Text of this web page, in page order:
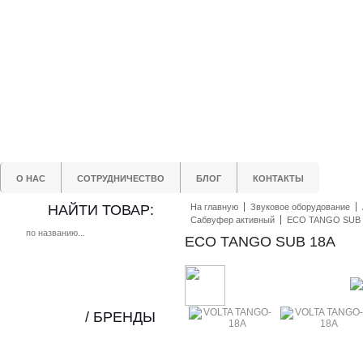
О НАС СОТРУДНИЧЕСТВО БЛОГ КОНТАКТЫ
НАЙТИ ТОВАР:
/ БРЕНДЫ
На главную Звуковое оборудование
Сабвуфер активный
ECO TANGO SUB
ECO TANGO SUB 18А